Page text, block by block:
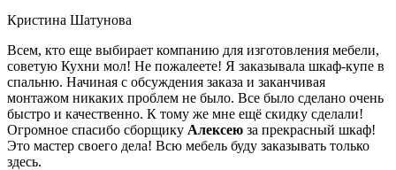
Кристина Шатунова
Всем, кто еще выбирает компанию для изготовления мебели,
советую Кухни мол! Не пожалеете! Я заказывала шкаф-купе в
спальню. Начиная с обсуждения заказа и заканчивая
монтажом никаких проблем не было. Все было сделано очень
быстро и качественно. К тому же мне ещё скидку сделали!
Огромное спасибо сборщику Алексею за прекрасный шкаф!
Это мастер своего дела! Всю мебель буду заказывать только
здесь.